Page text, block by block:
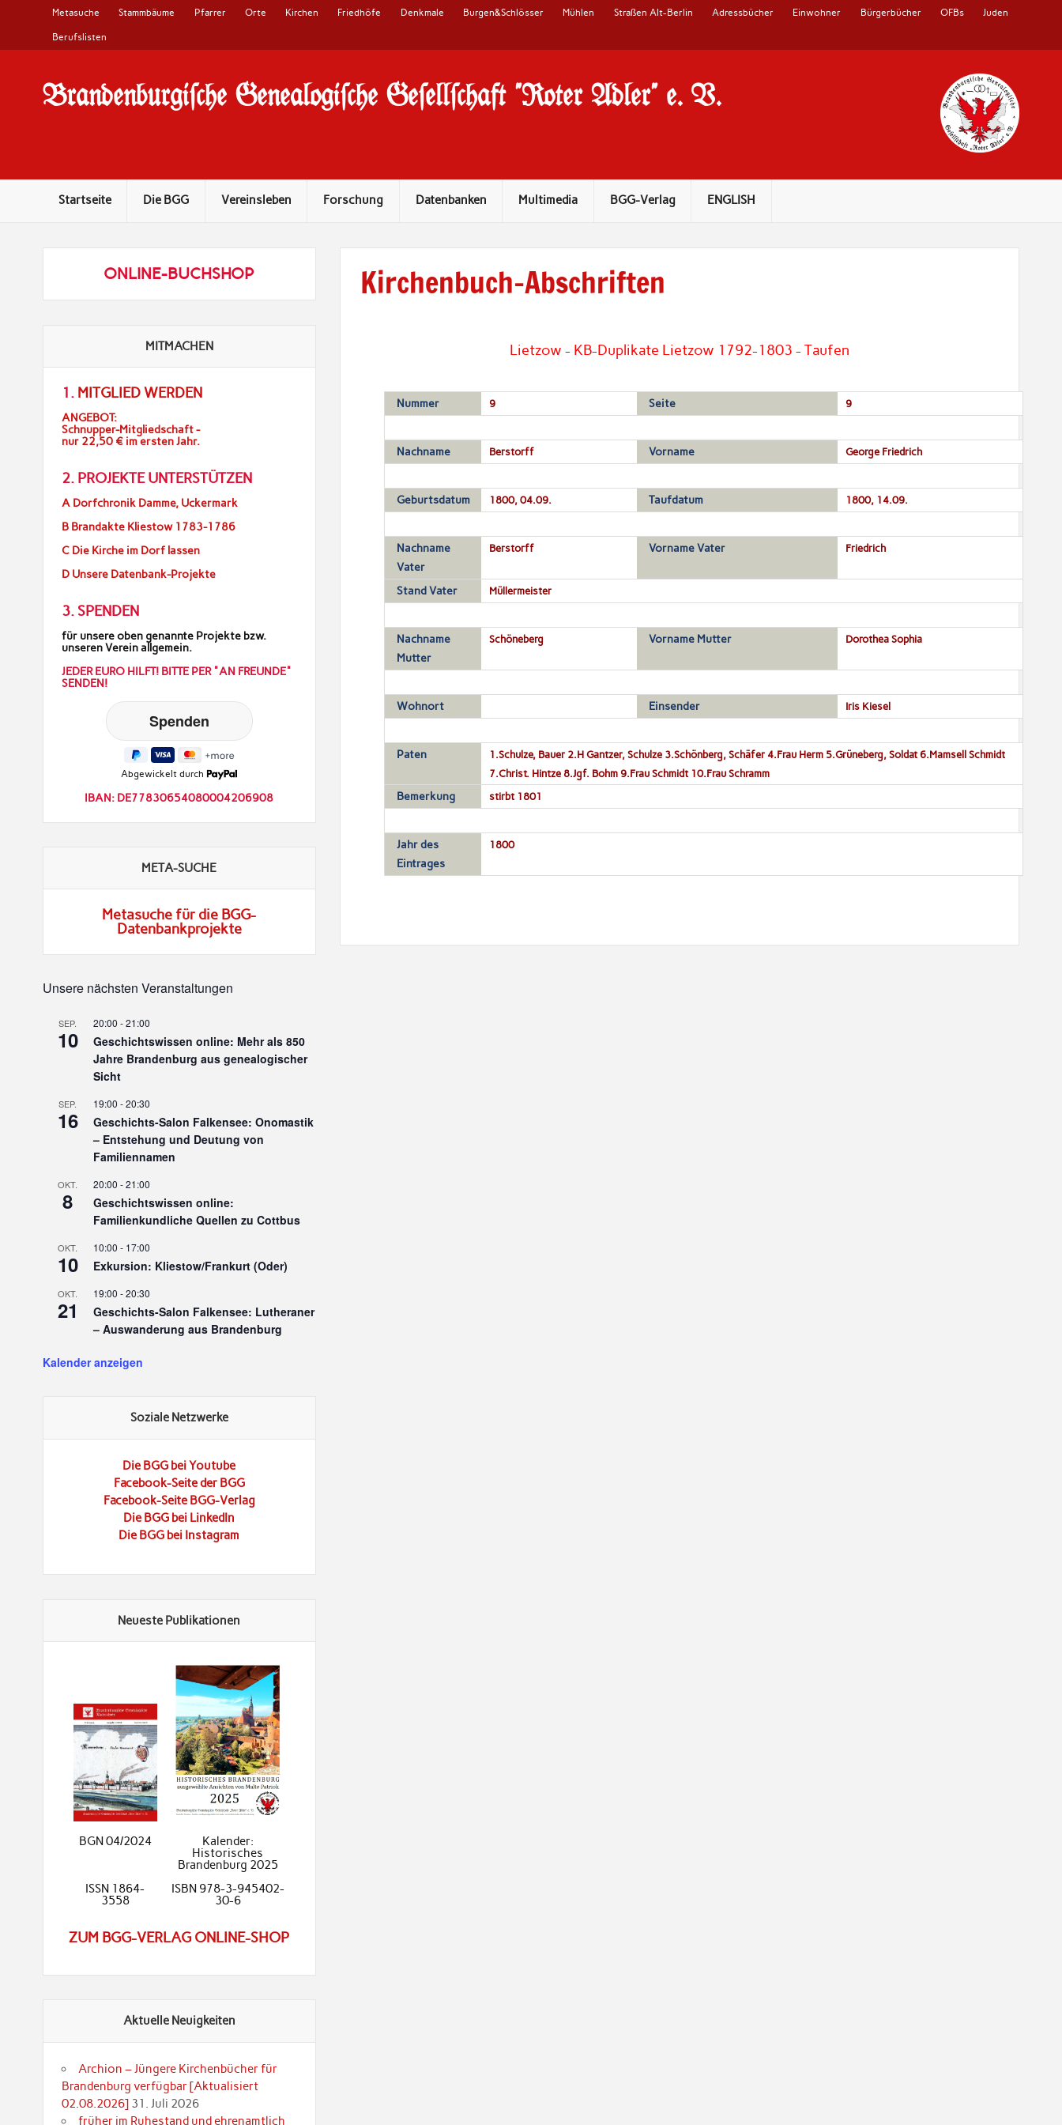
Metasuche Stammbäume Pfarrer Orte Kirchen Friedhöfe Denkmale Burgen&Schlösser Mühlen Straßen Alt-Berlin Adressbücher Einwohner Bürgerbücher OFBs Juden
Berufslisten
Brandenburgi#che Genealogi#che Ge#ell#chaft "Roter Adler" e. V.
Startseite Die BGG Vereinsleben Forschung Datenbanken Multimedia BGG-Verlag ENGLISH
Kirchenbuch-Abschriften
Lietzow - KB-Duplikate Lietzow 1792-1803 - Taufen
Nummer 9 Seite 9
Nachname Berstorff Vorname George Friedrich
Geburtsdatum 1800, 04.09. Taufdatum 1800, 14.09.
Nachname
Vater
Berstorff Vorname Vater Friedrich
Stand Vater Müllermeister
Nachname
Mutter
Schöneberg Vorname Mutter Dorothea Sophia
Wohnort Einsender Iris Kiesel
Paten
1.Schulze, Bauer 2.H Gantzer, Schulze 3.Schönberg, Schäfer 4.Frau Herm 5.Grüneberg, Soldat 6.Mamsell Schmidt
7.Christ. Hintze 8.Jgf. Bohm 9.Frau Schmidt 10.Frau Schramm
Bemerkung stirbt 1801
Jahr des
Eintrages
1800
ONLINE-BUCHSHOP
MITMACHEN
1. MITGLIED WERDEN
ANGEBOT:
Schnupper-Mitgliedschaft -
nur 22,50 € im ersten Jahr.
2. PROJEKTE UNTERSTÜTZEN
A Dorfchronik Damme, Uckermark
B Brandakte Kliestow 1783-1786
C Die Kirche im Dorf lassen
D Unsere Datenbank-Projekte
3. SPENDEN
für unsere oben genannte Projekte bzw.
unseren Verein allgemein.
JEDER EURO HILFT! BITTE PER "AN FREUNDE"
SENDEN!
Abgewickelt durch
IBAN: DE77830654080004206908
META-SUCHE
Metasuche für die BGG-
Datenbankprojekte
Unsere nächsten Veranstaltungen
SEP.
10
20:00 -21:00
Geschichtswissen online: Mehr als 850
Jahre Brandenburg aus genealogischer
Sicht
SEP.
16
19:00 -20:30
Geschichts-Salon Falkensee: Onomastik
– Entstehung und Deutung von
Familiennamen
OKT.
8
20:00 -21:00
Geschichtswissen online:
Familienkundliche Quellen zu Cottbus
OKT.
10
10:00 - 17:00
Exkursion: Kliestow/Frankurt (Oder)
OKT.
21
19:00 -20:30
Geschichts-Salon Falkensee: Lutheraner
– Auswanderung aus Brandenburg
Kalender anzeigen
Soziale Netzwerke
Die BGG bei Youtube
Facebook-Seite der BGG
Facebook-Seite BGG-Verlag
Die BGG bei LinkedIn
Die BGG bei Instagram
Neueste Publikationen
BGN 04/2024
Kalender:
Historisches
Brandenburg 2025
ISSN 1864-
3558
ISBN 978-3-945402-
30-6
ZUM BGG-VERLAG ONLINE-SHOP
Aktuelle Neuigkeiten
Archion – Jüngere Kirchenbücher für
Brandenburg verfügbar [Aktualisiert
02.08.2026] 31. Juli 2026
früher im Ruhestand und ehrenamtlich